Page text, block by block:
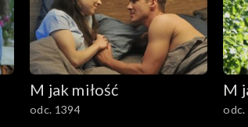
1401–1500
1301–1400
1201–1300
M jak miłość
odc. 1394
M
odc.